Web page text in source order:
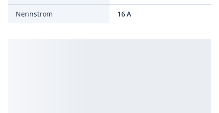
Nennstrom
16 A